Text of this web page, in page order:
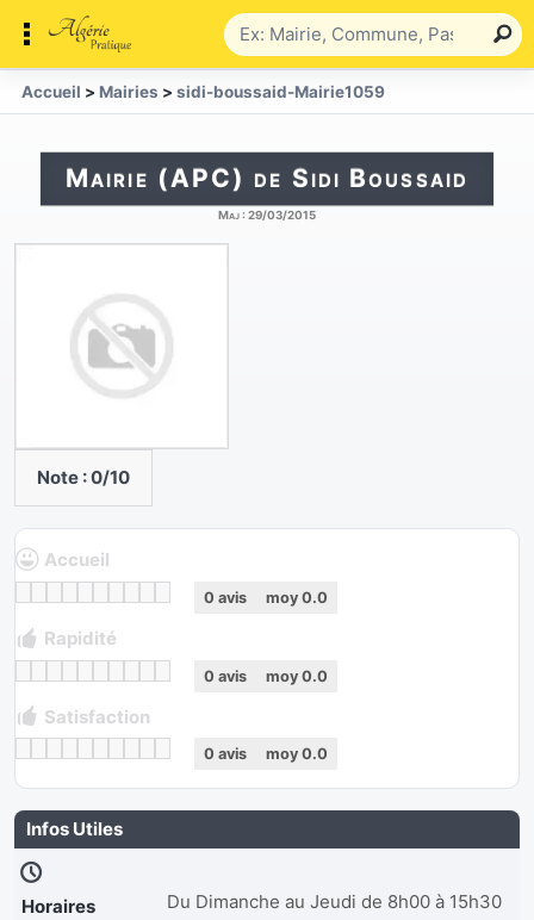
Accueil > Mairies > sidi-boussaid-Mairie1059
Mairie (APC) de Sidi Boussaid
Maj : 29/03/2015
Note :0/10
Accueil
0 avis moy 0.0
Rapidité
0 avis moy 0.0
Satisfaction
0 avis moy 0.0
Infos Utiles
Horaires
Du Dimanche au Jeudi de 8h00 à 15h30